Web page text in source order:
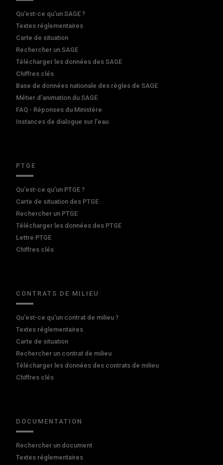
Qu'est-ce qu'un SAGE ?
Textes réglementaires
Carte de situation
Rechercher un SAGE
Télécharger les données des SAGE
Chiffres clés
Base de données nationale des règles de SAGE
Métier d'animation du SAGE
FAQ - Réponses du Ministère
Instances de dialogue sur l'eau
PTGE
Qu’est-ce qu’un PTGE ?
Carte de situation des PTGE
Rechercher un PTGE
Télécharger les données des PTGE
Lettre PTGE
Chiffres clés
CONTRATS DE MILIEU
Qu'est-ce qu'un contrat de milieu ?
Textes réglementaires
Carte de situation
Rechercher un contrat de milieu
Télécharger les données des contrats de milieu
Chiffres clés
DOCUMENTATION
Rechercher un document
Textes réglementaires